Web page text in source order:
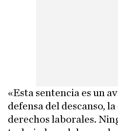
«Esta sentencia es un
defensa del descanso,
derechos laborales.